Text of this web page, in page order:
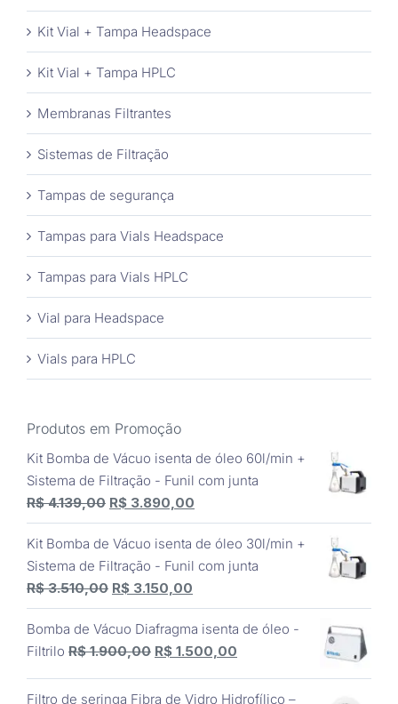
Kit Vial + Tampa Headspace
Kit Vial + Tampa HPLC
Membranas Filtrantes
Sistemas de Filtração
Tampas de segurança
Tampas para Vials Headspace
Tampas para Vials HPLC
Vial para Headspace
Vials para HPLC
Produtos em Promoção
Kit Bomba de Vácuo isenta de óleo 60l/min +
Sistema de Filtração - Funil com junta
R$4.139,00 O
preço
original
era:
R$ 4.139,00.
R$ 3.890,00
preço
atual
é:
Kit Bomba de Vácuo isenta de óleo 30l/min +
Sistema de Filtração - Funil com junta
R$3.510,00 O
preço
original
era:
R$ 3.510,00.
R$ 3.150,00
preço
atual
é:
R$ 3.150,00.
Bomba de Vácuo Diafragma isenta de óleo -
Filtrilo R$1.900,00 O
original
R$ 1.500,00
atual
Filtro de seringa Fibra de Vidro Hidrofílico –